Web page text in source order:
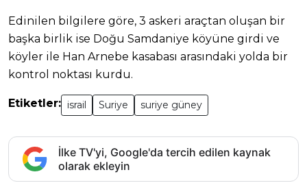
Edinilen bilgilere göre, 3 askeri araçtan oluşan bir
başka birlik ise Doğu Samdaniye köyüne girdi ve
köyler ile Han Arnebe kasabası arasındaki yolda bir
kontrol noktası kurdu.
Etiketler: israil Suriye suriye güney
İlke TV'yi, Google'da tercih edilen kaynak
olarak ekleyin